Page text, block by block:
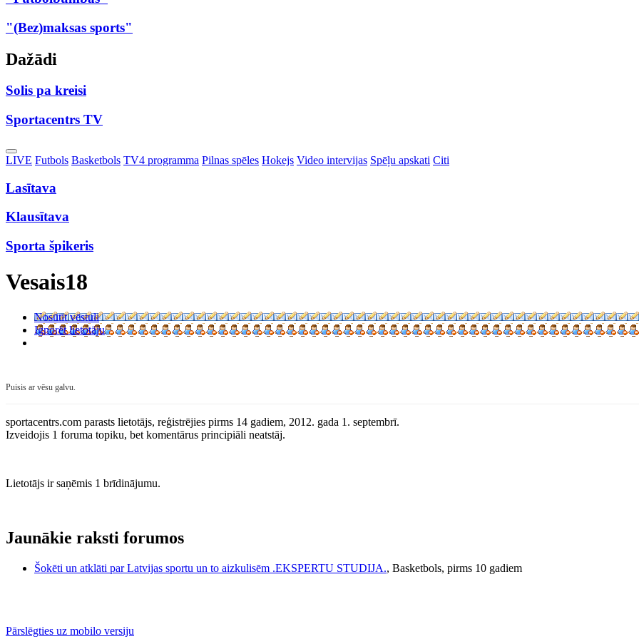
"(Bez)maksas sports"
Dažādi
Solis pa kreisi
Sportacentrs TV
Toggle
Dropdown
LIVE Futbols Basketbols TV4 programma Pilnas spēles Hokejs Video intervijas Spēļu apskati Citi
Lasītava
Klausītava
Sporta špikeris
Vesais18
Nosūtīt vēstuli
Ignorēt lietotāju
Puisis ar vēsu galvu.
sportacentrs.com parasts lietotājs, reģistrējies pirms 14 gadiem, 2012. gada 1. septembrī.
Izveidojis 1 foruma topiku, bet komentārus principiāli neatstāj.
Lietotājs ir saņēmis 1 brīdinājumu.
Jaunākie raksti forumos
Šokēti un atklāti par Latvijas sportu un to aizkulisēm .EKSPERTU STUDIJA., Basketbols, pirms 10 gadiem
Pārslēgties uz mobilo versiju